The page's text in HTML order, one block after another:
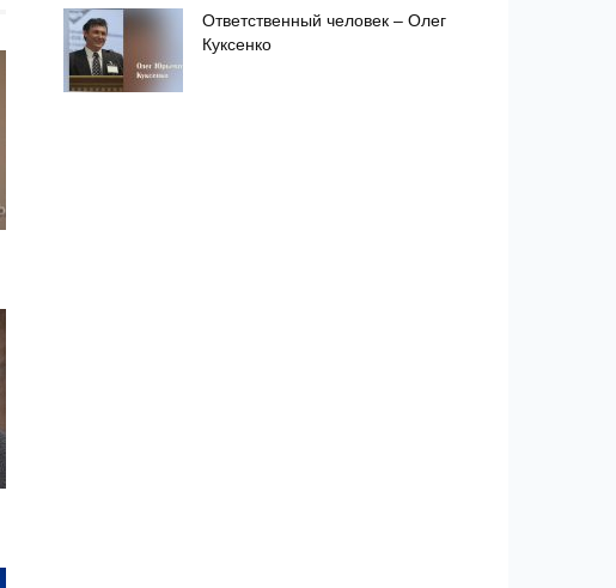
Ответственный человек – Олег
Куксенко